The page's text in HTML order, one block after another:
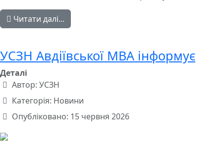
Читати далі...
УСЗН Авдіївської МВА інформує
Деталі
Автор: УСЗН
Категорія: Новини
Опубліковано: 15 червня 2026